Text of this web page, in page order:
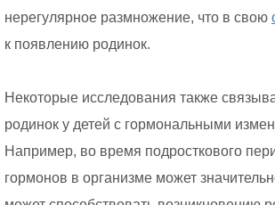
нерегулярное размножение, что в свою
к появлению родинок.
Некоторые исследования также
родинок у детей с гормональными
Например, во время подросткового
гормонов в организме может